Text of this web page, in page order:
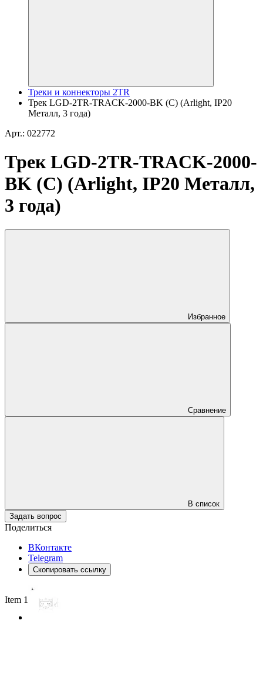
Треки и коннекторы 2TR
Трек LGD-2TR-TRACK-2000-BK (C) (Arlight, IP20
Металл, 3 года)
Арт.: 022772
Трек LGD-2TR-TRACK-2000-
BK (C) (Arlight, IP20 Металл,
3 года)
Избранное
Сравнение
В список
Задать вопрос
Поделиться
ВКонтакте
Telegram
Скопировать ссылку
Item 1 of 2